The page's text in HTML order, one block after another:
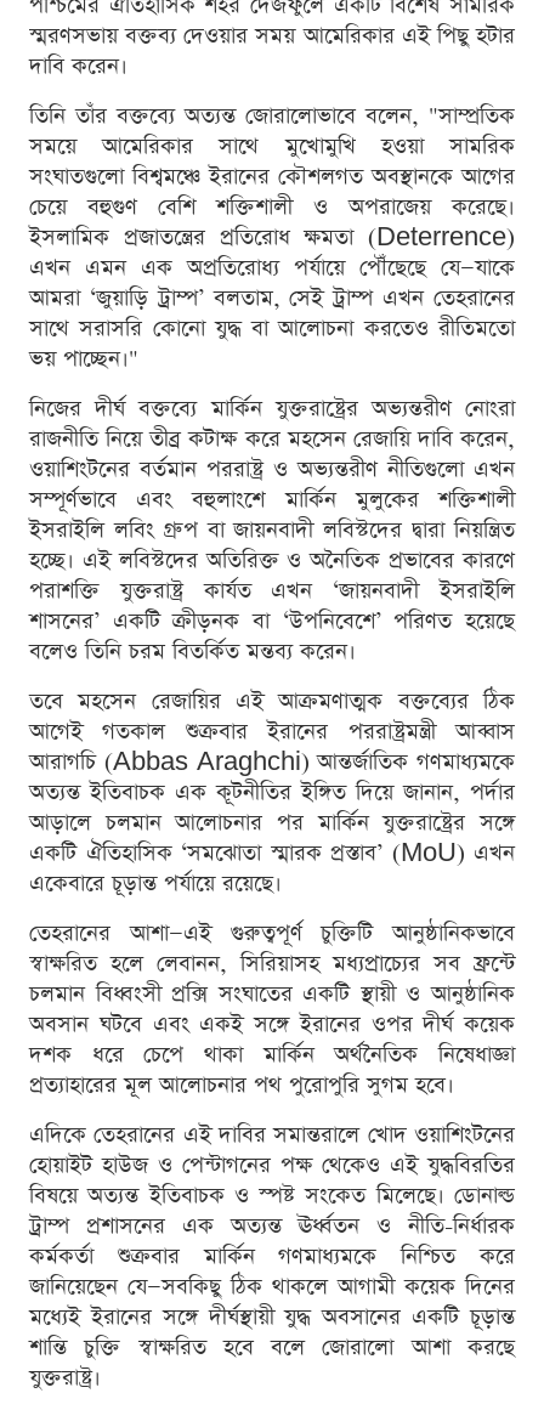
স্মরণসভায় বক্তব্য দেওয়ার সময় আমেরিকার এই পিছু হটার
দাবি করেন।
তিনি তাঁর বক্তব্যে অত্যন্ত জোরালোভাবে বলেন, "সাম্প্রতিক
সময়ে আমেরিকার সাথে মুখোমুখি হওয়া সামরিক
সংঘাতগুলো বিশ্বমঞ্চে ইরানের কৌশলগত অবস্থানকে আগের
চেয়ে বহুগুণ বেশি শক্তিশালী ও অপরাজেয় করেছে।
ইসলামিক প্রজাতন্ত্রের প্রতিরোধ ক্ষমতা (Deterrence)
এখন এমন এক অপ্রতিরোধ্য পর্যায়ে পৌঁছেছে যে—যাকে
আমরা ‘জুয়াড়ি ট্রাম্প’ বলতাম, সেই ট্রাম্প এখন তেহরানের
সাথে সরাসরি কোনো যুদ্ধ বা আলোচনা করতেও রীতিমতো
ভয় পাচ্ছেন।"
নিজের দীর্ঘ বক্তব্যে মার্কিন যুক্তরাষ্ট্রের অভ্যন্তরীণ নোংরা
রাজনীতি নিয়ে তীব্র কটাক্ষ করে মহসেন রেজায়ি দাবি করেন,
ওয়াশিংটনের বর্তমান পররাষ্ট্র ও অভ্যন্তরীণ নীতিগুলো এখন
সম্পূর্ণভাবে এবং বহুলাংশে মার্কিন মুলুকের শক্তিশালী
ইসরাইলি লবিং গ্রুপ বা জায়নবাদী লবিস্টদের দ্বারা নিয়ন্ত্রিত
হচ্ছে। এই লবিস্টদের অতিরিক্ত ও অনৈতিক প্রভাবের কারণে
পরাশক্তি যুক্তরাষ্ট্র কার্যত এখন ‘জায়নবাদী ইসরাইলি
শাসনের’ একটি ক্রীড়নক বা ‘উপনিবেশে’ পরিণত হয়েছে
বলেও তিনি চরম বিতর্কিত মন্তব্য করেন।
তবে মহসেন রেজায়ির এই আক্রমণাত্মক বক্তব্যের ঠিক
আগেই গতকাল শুক্রবার ইরানের পররাষ্ট্রমন্ত্রী আব্বাস
আরাগচি (Abbas Araghchi) আন্তর্জাতিক গণমাধ্যমকে
অত্যন্ত ইতিবাচক এক কূটনীতির ইঙ্গিত দিয়ে জানান, পর্দার
আড়ালে চলমান আলোচনার পর মার্কিন যুক্তরাষ্ট্রের সঙ্গে
একটি ঐতিহাসিক ‘সমঝোতা স্মারক প্রস্তাব’ (MoU) এখন
একেবারে চূড়ান্ত পর্যায়ে রয়েছে।
তেহরানের আশা—এই গুরুত্বপূর্ণ চুক্তিটি আনুষ্ঠানিকভাবে
স্বাক্ষরিত হলে লেবানন, সিরিয়াসহ মধ্যপ্রাচ্যের সব ফ্রন্টে
চলমান বিধ্বংসী প্রক্সি সংঘাতের একটি স্থায়ী ও আনুষ্ঠানিক
অবসান ঘটবে এবং একই সঙ্গে ইরানের ওপর দীর্ঘ কয়েক
দশক ধরে চেপে থাকা মার্কিন অর্থনৈতিক নিষেধাজ্ঞা
প্রত্যাহারের মূল আলোচনার পথ পুরোপুরি সুগম হবে।
এদিকে তেহরানের এই দাবির সমান্তরালে খোদ ওয়াশিংটনের
হোয়াইট হাউজ ও পেন্টাগনের পক্ষ থেকেও এই যুদ্ধবিরতির
বিষয়ে অত্যন্ত ইতিবাচক ও স্পষ্ট সংকেত মিলেছে। ডোনাল্ড
ট্রাম্প প্রশাসনের এক অত্যন্ত ঊর্ধ্বতন ও নীতি-নির্ধারক
কর্মকর্তা শুক্রবার মার্কিন গণমাধ্যমকে নিশ্চিত করে
জানিয়েছেন যে—সবকিছু ঠিক থাকলে আগামী কয়েক দিনের
মধ্যেই ইরানের সঙ্গে দীর্ঘস্থায়ী যুদ্ধ অবসানের একটি চূড়ান্ত
শান্তি চুক্তি স্বাক্ষরিত হবে বলে জোরালো আশা করছে
যুক্তরাষ্ট্র।